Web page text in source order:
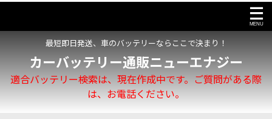
最短即日発送、車のバッテリーならここで決まり！
カーバッテリー通販ニューエナジー
適合バッテリー検索は、現在作成中です。ご質問がある際
は、お電話ください。